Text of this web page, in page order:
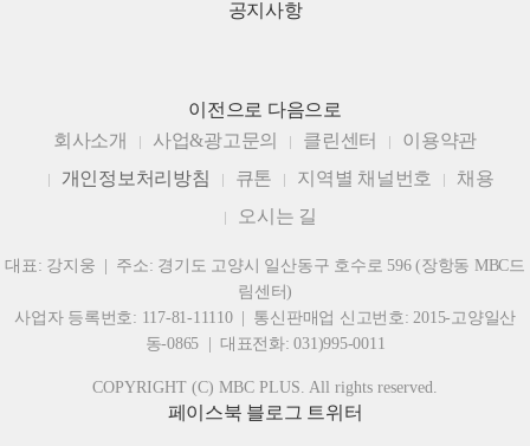
공지사항
이전으로 다음으로
회사소개
사업&광고문의 클린센터
이용약관
개인정보처리방침
큐톤 지역별 채널번호
채용
오시는 길
대표: 강지웅 | 주소: 경기도 고양시 일산동구 호수로 596 (장항동 MBC드
림센터)
사업자 등록번호: 117-81-11110 | 통신판매업 신고번호: 2015-고양일산
동-0865 | 대표전화: 031)995-0011
COPYRIGHT (C) MBC PLUS. All rights reserved.
페이스북 블로그 트위터